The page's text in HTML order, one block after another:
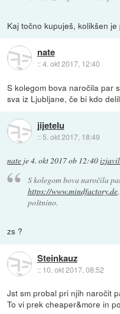
Kaj točno kupuješ, kolikšen
nate
::4. okt 2017, 12:40
S kolegom bova naročila par
sva iz Ljubljane, če bi kdo
jijetelu
:: 5. okt 2017, 18:49
nate je4. okt 2017 ob 12:40izjavil
S kolegom bova naročila
https://www.mindfactory.de
poštnino.
zs ?
Steinkauz
:: 10. okt 2017, 08:52
Jst sm probal pri njih naročit
To vi prek cheaper&more in